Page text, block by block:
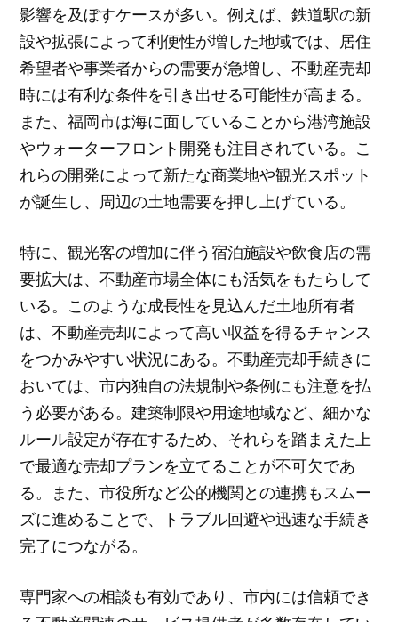
影響を及ぼすケースが多い。例えば、鉄道駅の新
設や拡張によって利便性が増した地域では、居住
希望者や事業者からの需要が急増し、不動産売却
時には有利な条件を引き出せる可能性が高まる。
また、福岡市は海に面していることから港湾施設
やウォーターフロント開発も注目されている。こ
れらの開発によって新たな商業地や観光スポット
が誕生し、周辺の土地需要を押し上げている。
特に、観光客の増加に伴う宿泊施設や飲食店の需
要拡大は、不動産市場全体にも活気をもたらして
いる。このような成長性を見込んだ土地所有者
は、不動産売却によって高い収益を得るチャンス
をつかみやすい状況にある。不動産売却手続きに
おいては、市内独自の法規制や条例にも注意を払
う必要がある。建築制限や用途地域など、細かな
ルール設定が存在するため、それらを踏まえた上
で最適な売却プランを立てることが不可欠であ
る。また、市役所など公的機関との連携もスムー
ズに進めることで、トラブル回避や迅速な手続き
完了につながる。
専門家への相談も有効であり、市内には信頼でき